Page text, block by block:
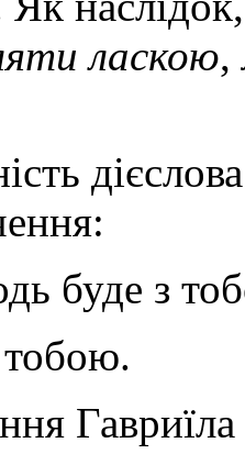
ласкою,
буде з
Гавриїла